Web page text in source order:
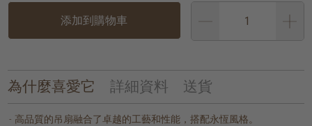
添加到購物車
為什麼喜愛它 詳細資料 送貨
高品質的吊扇融合了卓越的工藝和性能，搭配永恆風格。